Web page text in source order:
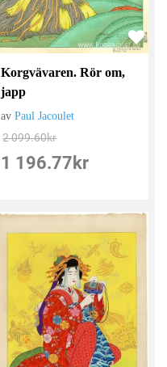
Korgvävaren. Rör om,
japp
avPaul Jacoulet
2 099.60kr
1 196.77 kr